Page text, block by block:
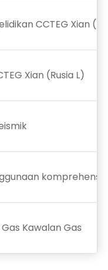
CCTEG Xian
Xian (Rusia L)
Kawalan Gas